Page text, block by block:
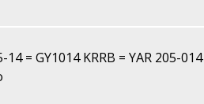
14 = GY1014 KRRB = YAR 205-014